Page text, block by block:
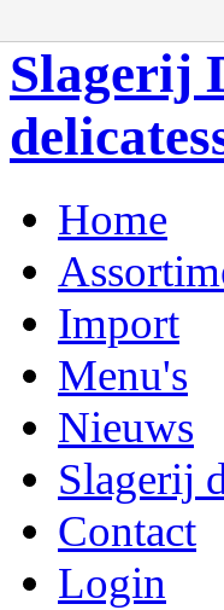
Slagerij
Home
Import
Menu's
Nieuws
Slagerij
Contact
Login